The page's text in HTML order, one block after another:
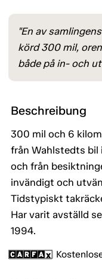
"En av
körd 300 mil,
både på in- och
Beschreibung
300 mil och 6
från Wahlstedts bil
och från
invändigt och
Tidstypiskt
Har varit avställd
1994.